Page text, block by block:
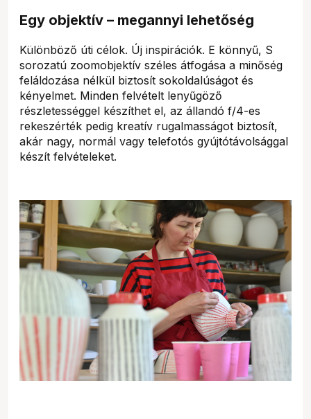
Egy objektív – megannyi lehetőség
Különböző úti célok. Új inspirációk. E könnyű, S
sorozatú zoomobjektív széles átfogása a minőség
feláldozása nélkül biztosít sokoldalúságot és
kényelmet. Minden felvételt lenyűgöző
részletességgel készíthet el, az állandó f/4-es
rekeszérték pedig kreatív rugalmasságot biztosít,
akár nagy, normál vagy telefotós gyújtótávolsággal
készít felvételeket.